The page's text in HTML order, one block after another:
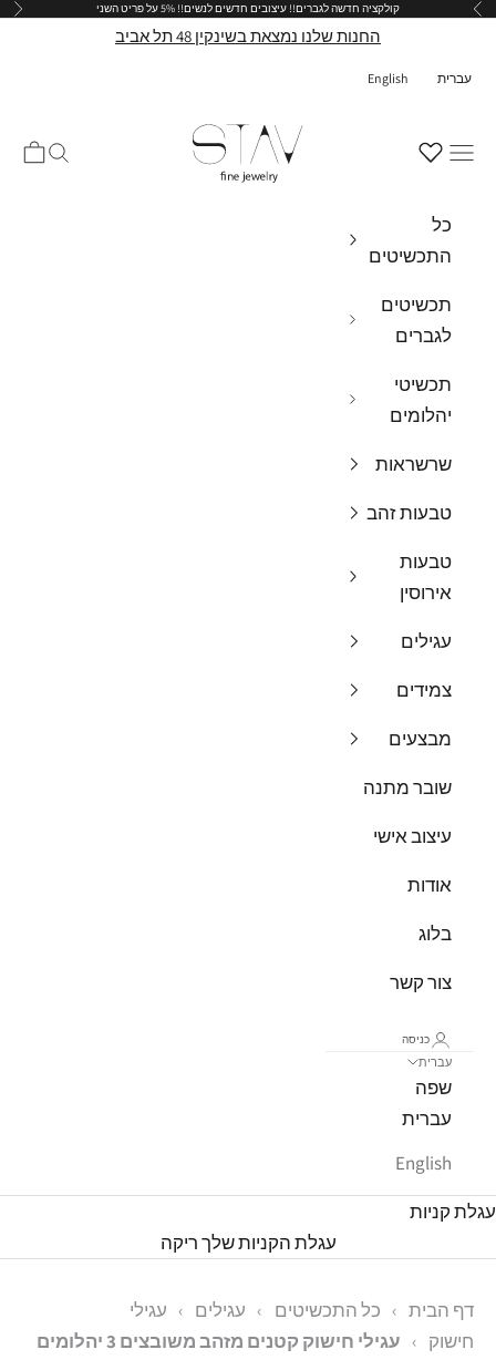
דילוג לתוכן
הקודם קולקציה חדשה לגברים!! עיצובים חדשים לנשים!! 5% על פריט השני הבא
החנות שלנו נמצאת בשינקין 48 תל אביב
עברית English
stav-fine-jewelry
תפריט חיפושעגלת
כל
התכשיטים
תכשיטים
לגברים
תכשיטי
יהלומים
שרשראות
טבעות זהב
טבעות
אירוסין
עגילים
צמידים
מבצעים
שובר מתנה
עיצוב אישי
אודות
בלוג
צור קשר
כניסה
עברית
שפה
עברית
English
עגלת קניות
עגלת הקניות שלך ריקה
דף הבית › כל התכשיטים › עגילים › עגילי
חישוק › עגילי חישוק קטנים מזהב משובצים 3 יהלומים